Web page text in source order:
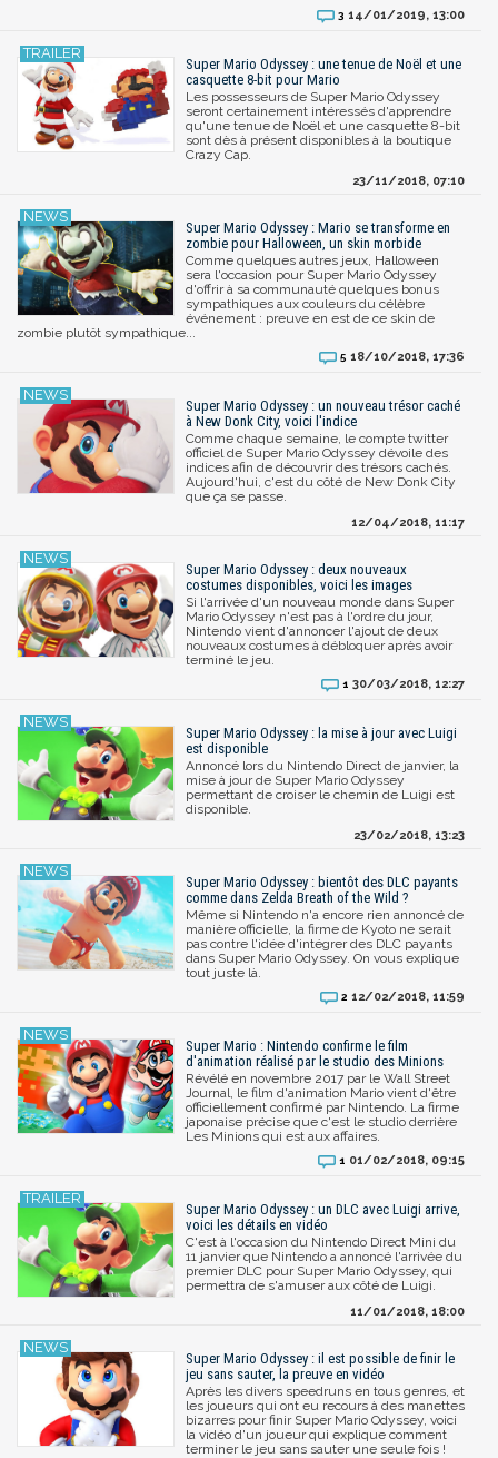
3 14/01/2019, 13:00
Super Mario Odyssey : une tenue de Noël et une
casquette 8-bit pour Mario
Les possesseurs de Super Mario Odyssey
seront certainement intéressés d'apprendre
qu'une tenue de Noël et une casquette 8-bit
sont dès à présent disponibles à la boutique
Crazy Cap.
23/11/2018, 07:10
Super Mario Odyssey : Mario se transforme en
zombie pour Halloween, un skin morbide
Comme quelques autres jeux, Halloween
sera l'occasion pour Super Mario Odyssey
d'offrir à sa communauté quelques bonus
sympathiques aux couleurs du célèbre
événement : preuve en est de ce skin de
zombie plutôt sympathique...
5 18/10/2018, 17:36
Super Mario Odyssey : un nouveau trésor caché
à New Donk City, voici l'indice
Comme chaque semaine, le compte twitter
officiel de Super Mario Odyssey dévoile des
indices afin de découvrir des trésors cachés.
Aujourd'hui, c'est du côté de New Donk City
que ça se passe.
12/04/2018, 11:17
Super Mario Odyssey : deux nouveaux
costumes disponibles, voici les images
Si l'arrivée d'un nouveau monde dans Super
Mario Odyssey n'est pas à l'ordre du jour,
Nintendo vient d'annoncer l'ajout de deux
nouveaux costumes à débloquer après avoir
terminé le jeu.
1 30/03/2018, 12:27
Super Mario Odyssey : la mise à jour avec Luigi
est disponible
Annoncé lors du Nintendo Direct de janvier, la
mise à jour de Super Mario Odyssey
permettant de croiser le chemin de Luigi est
disponible.
23/02/2018, 13:23
Super Mario Odyssey : bientôt des DLC payants
comme dans Zelda Breath of the Wild ?
Même si Nintendo n'a encore rien annoncé de
manière officielle, la firme de Kyoto ne serait
pas contre l'idée d'intégrer des DLC payants
dans Super Mario Odyssey. On vous explique
tout juste là.
2 12/02/2018, 11:59
Super Mario : Nintendo confirme le film
d'animation réalisé par le studio des Minions
Révélé en novembre 2017 par le Wall Street
Journal, le film d'animation Mario vient d'être
officiellement confirmé par Nintendo. La firme
japonaise précise que c'est le studio derrière
Les Minions qui est aux affaires.
1 01/02/2018, 09:15
Super Mario Odyssey : un DLC avec Luigi arrive,
voici les détails en vidéo
C'est à l'occasion du Nintendo Direct Mini du
11 janvier que Nintendo a annoncé l'arrivée du
premier DLC pour Super Mario Odyssey, qui
permettra de s'amuser aux côté de Luigi.
11/01/2018, 18:00
Super Mario Odyssey : il est possible de finir le
jeu sans sauter, la preuve en vidéo
Après les divers speedruns en tous genres, et
les joueurs qui ont eu recours à des manettes
bizarres pour finir Super Mario Odyssey, voici
la vidéo d'un joueur qui explique comment
terminer le jeu sans sauter une seule fois !